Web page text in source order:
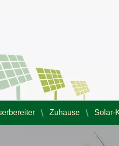
Zuhause Solar-